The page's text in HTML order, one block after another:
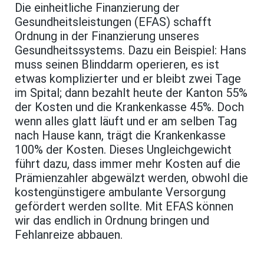
Die einheitliche Finanzierung der
Gesundheitsleistungen (EFAS) schafft
Ordnung in der Finanzierung unseres
Gesundheitssystems. Dazu ein Beispiel: Hans
muss seinen Blinddarm operieren, es ist
etwas komplizierter und er bleibt zwei Tage
im Spital; dann bezahlt heute der Kanton 55%
der Kosten und die Krankenkasse 45%. Doch
wenn alles glatt läuft und er am selben Tag
nach Hause kann, trägt die Krankenkasse
100% der Kosten. Dieses Ungleichgewicht
führt dazu, dass immer mehr Kosten auf die
Prämienzahler abgewälzt werden, obwohl die
kostengünstigere ambulante Versorgung
gefördert werden sollte. Mit EFAS können
wir das endlich in Ordnung bringen und
Fehlanreize abbauen.